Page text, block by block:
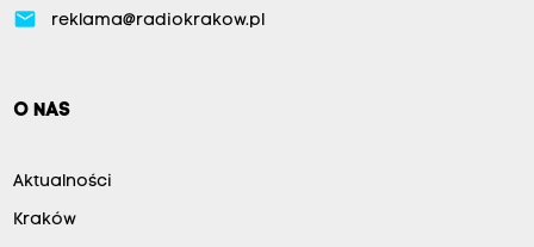
email reklama@radiokrakow.pl
O NAS
Aktualności
Kraków